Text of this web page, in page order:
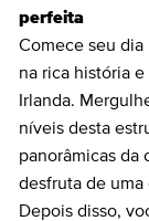
perfeita
Comece seu dia
na rica história
Irlanda.
níveis desta
panorâmicas da
desfruta de uma
Depois disso,